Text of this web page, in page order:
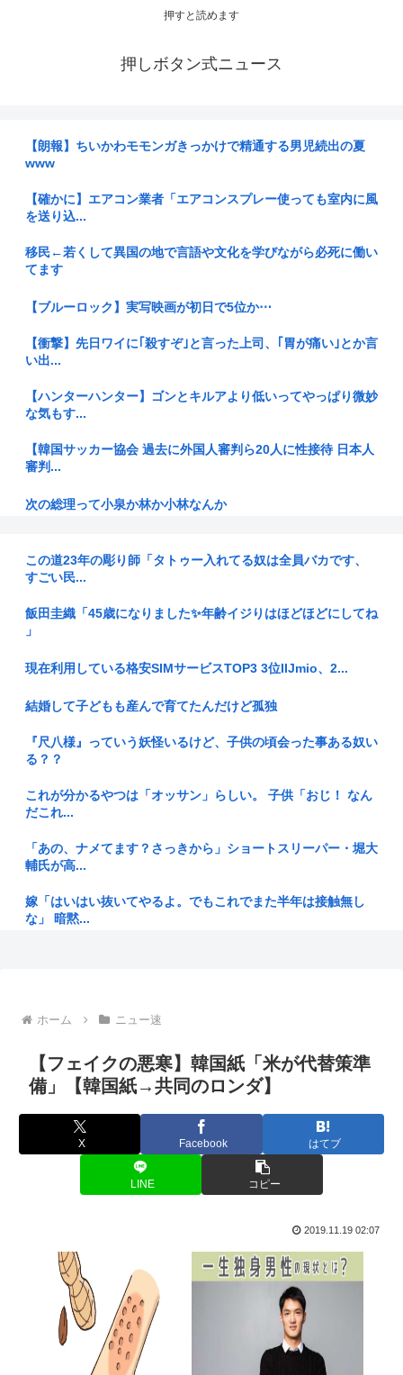
押すと読めます
押しボタン式ニュース
【朗報】ちいかわモモンガきっかけで精通する男児続出の夏
www
【確かに】エアコン業者「エアコンスプレー使っても室内に風
を送り込...
移民←若くして異国の地で言語や文化を学びながら必死に働い
てます
【ブルーロック】実写映画が初日で5位か⋯
【衝撃】先日ワイに｢殺すぞ｣と言った上司、｢胃が痛い｣とか言
い出...
【ハンターハンター】ゴンとキルアより低いってやっぱり微妙
な気もす...
【韓国サッカー協会 過去に外国人審判ら20人に性接待 日本人
審判...
次の総理って小泉か林か小林なんか
円】を無...
うちの親父は「ちょっとここ押して」と頭を指さし、押しても
EV「BYD...
夫が以前から食べたがっていたチーズケーキを、夫・私・娘の
三人分買...
玉木氏と若手の橋本氏、一騎打ち 国民民主の代表選、9月投開
票
【朗報】見せブラ、流行る。
ルに戻っ...
元銀行員ワイ、そろそろ爆弾が起爆しそうで震える
キャンプする日本人、ラーメンの汁を山に捨てようとして注意
されて不...
【疑問】ウォーキングの方がランニングより痩せるって本当？
【悲報】昔のおもちゃって今のガキ共にウケるんかな？
世界のEV平均価格がHV下回る 中国車が新興国に流入、日本勢
を…」 ...
この道23年の彫り師「タトゥー入れてる奴は全員バカです、
すごい民...
飯田圭織「45歳になりました✨年齢イジりはほどほどにしてね
」
現在利用している格安SIMサービスTOP3 3位IIJmio、2...
結婚して子どもも産んで育てたんだけど孤独
『尺八様』っていう妖怪いるけど、子供の頃会った事ある奴い
る？？
これが分かるやつは「オッサン」らしい。 子供「おじ！ なん
だこれ...
「あの、ナメてます？さっきから」ショートスリーパー・堀大
輔氏が高...
嫁「はいはい抜いてやるよ。でもこれでまた半年は接触無し
な」 暗黙...
さんの...
【疑問】サイゼリヤ「うまいです、安いです、全国どこにでも
あります...
糞ゲーを掴まされてもその日にブックオフやももたろうに中古
秋田県職員がバスローブ姿でタバコを吸いながらオンライン会
見に ど...
僕「上の騒音が凄い」 管理会社「対応できません」 警察「対
応でき...
お盆だよ‼全員集合‼
ホーム ニュー速
【フェイクの悪寒】韓国紙「米が代替策準
備」【韓国紙→共同のロンダ】
X Facebook はてブ
LINE コピー
2019.11.19 02:07